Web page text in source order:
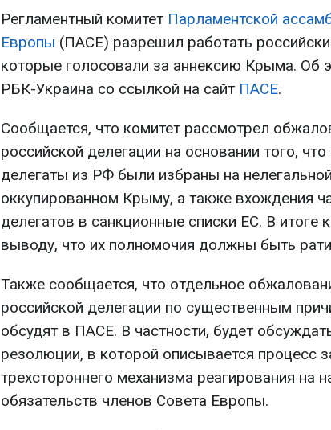
Регламентный комитет Парламентской
Европы (ПАСЕ) разрешил работать
которые голосовали за аннексию Крыма. Об
РБК-Украина со ссылкой на сайт ПАСЕ.
Сообщается, что комитет рассмотрел
российской делегации на основании того,
делегаты из РФ были избраны на
оккупированном Крыму, а также вхождения
делегатов в санкционные списки ЕС. В итоге
выводу, что их полномочия должны быть
Также сообщается, что отдельное
российской делегации по существенным
обсудят в ПАСЕ. В частности, будет
резолюции, в которой описывается процесс
трехстороннего механизма реагирования на
обязательств членов Совета Европы.